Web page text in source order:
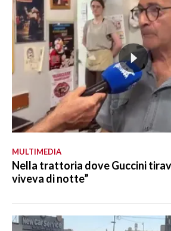
MULTIMEDIA
Nella trattoria dove Guccini
viveva di notte”